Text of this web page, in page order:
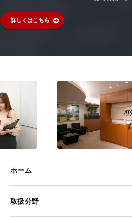
詳しくはこちら
ホーム
取扱分野